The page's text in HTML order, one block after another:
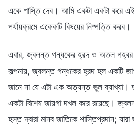
একে শাস্তি দেব। আমি একটা একটা করে
পর্যায়ক্রমে একেকটি বিষয়ের নিষ্পত্তি করব।
এবার, জ্বলন্ত গন্ধকের হ্রদ ও অতল গহ্বর
কল্পনায়, জ্বলন্ত গন্ধকের হ্রদ হল একটি
জানে না যে এটা এক অত্যন্ত ভুল ব্যাখ্যা।
একটা বিশেষ জায়গা দখল করে রয়েছে।
হস্ত দ্বারা মানব জাতিকে শাস্তিপ্রদান;